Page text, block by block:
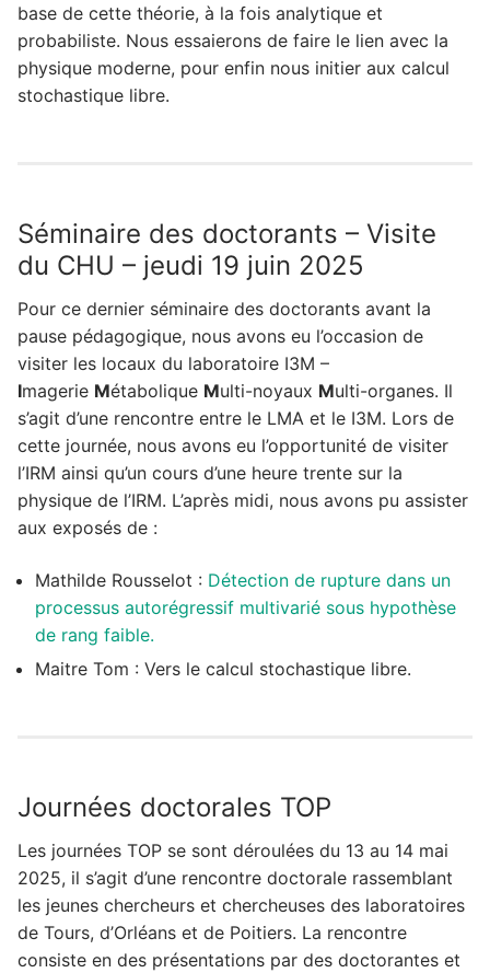
base de cette théorie, à la fois analytique et
probabiliste. Nous essaierons de faire le lien avec la
physique moderne, pour enfin nous initier aux calcul
stochastique libre.
Séminaire des doctorants – Visite
du CHU – jeudi 19 juin 2025
Pour ce dernier séminaire des doctorants avant la
pause pédagogique, nous avons eu l’occasion de
visiter les locaux du laboratoire I3M –
Imagerie Métabolique Multi-noyaux Multi-organes. Il
s’agit d’une rencontre entre le LMA et le I3M. Lors de
cette journée, nous avons eu l’opportunité de visiter
l’IRM ainsi qu’un cours d’une heure trente sur la
physique de l’IRM. L’après midi, nous avons pu assister
aux exposés de :
Mathilde Rousselot : Détection de rupture dans un
processus autorégressif multivarié sous hypothèse
de rang faible.
Maitre Tom : Vers le calcul stochastique libre.
Journées doctorales TOP
Les journées TOP se sont déroulées du 13 au 14 mai
2025, il s’agit d’une rencontre doctorale rassemblant
les jeunes chercheurs et chercheuses des laboratoires
de Tours, d’Orléans et de Poitiers. La rencontre
consiste en des présentations par des doctorantes et